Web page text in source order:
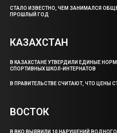
СТАЛО ИЗВЕСТНО, ЧЕМ ЗАНИМАЛСЯ
ПРОШЛЫЙ ГОД
КАЗАХСТАН
В КАЗАХСТАНЕ УТВЕРДИЛИ ЕДИНЫЕ
СПОРТИВНЫХ ШКОЛ-ИНТЕРНАТОВ
В ПРАВИТЕЛЬСТВЕ СЧИТАЮТ, ЧТО ЦЕНЫ
ВОСТОК
В ВКО ВЫЯВИЛИ 10 НАРУШЕНИЙ